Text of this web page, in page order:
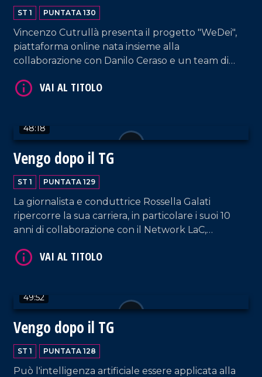
ST 1 PUNTATA 130
Vincenzo Cutrullà presenta il progetto "WeDei",
piattaforma online nata insieme alla
collaborazione con Danilo Ceraso e un team di
48:18
Vengo dopo il TG
ST 1 PUNTATA 129
La giornalista e conduttrice Rossella Galati
ripercorre la sua carriera, in particolare i suoi 10
anni di collaborazione con il Network LaC,
video omaggio e gli auguri dell'editore Domenico
49:52
Vengo dopo il TG
ST 1 PUNTATA 128
Può l'intelligenza artificiale essere applicata alla
VAI AL TITOLO
VAI AL TITOLO
VAI AL TITOLO